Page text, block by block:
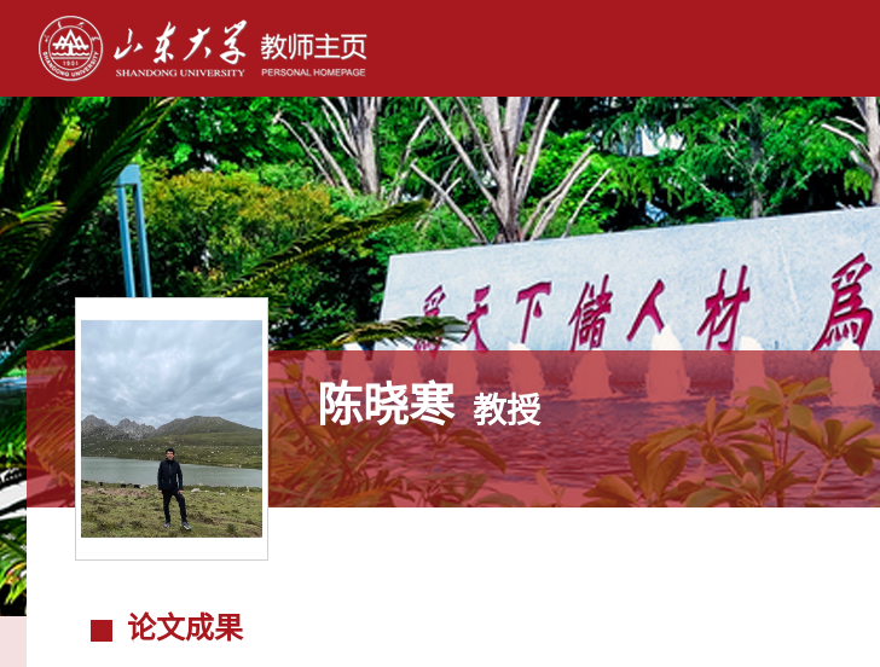
陈晓寒 教授
论文成果